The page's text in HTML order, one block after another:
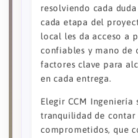
resolviendo cada
cada etapa del
local les da acceso a
confiables y mano de
factores clave para
en cada entrega.
Elegir CCM Ingeniería
tranquilidad de contar
comprometidos, que